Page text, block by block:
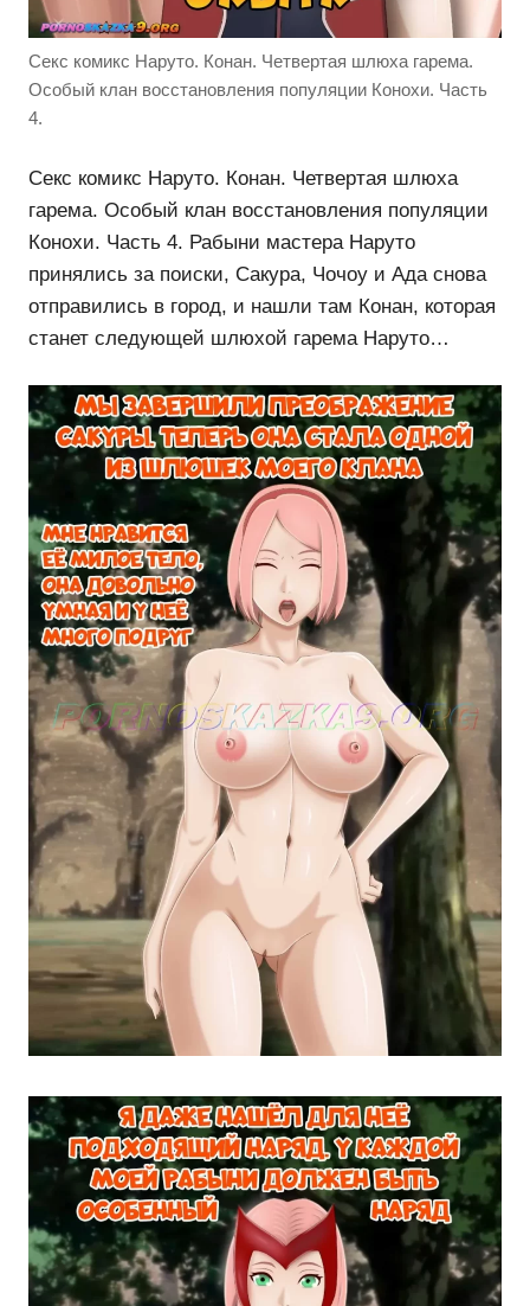
Секс комикс Наруто. Конан. Четвертая шлюха гарема.
Особый клан восстановления популяции Конохи. Часть
4.
Секс комикс Наруто. Конан. Четвертая шлюха
гарема. Особый клан восстановления популяции
Конохи. Часть 4. Рабыни мастера Наруто
принялись за поиски, Сакура, Чочоу и Ада снова
отправились в город, и нашли там Конан, которая
станет следующей шлюхой гарема Наруто…